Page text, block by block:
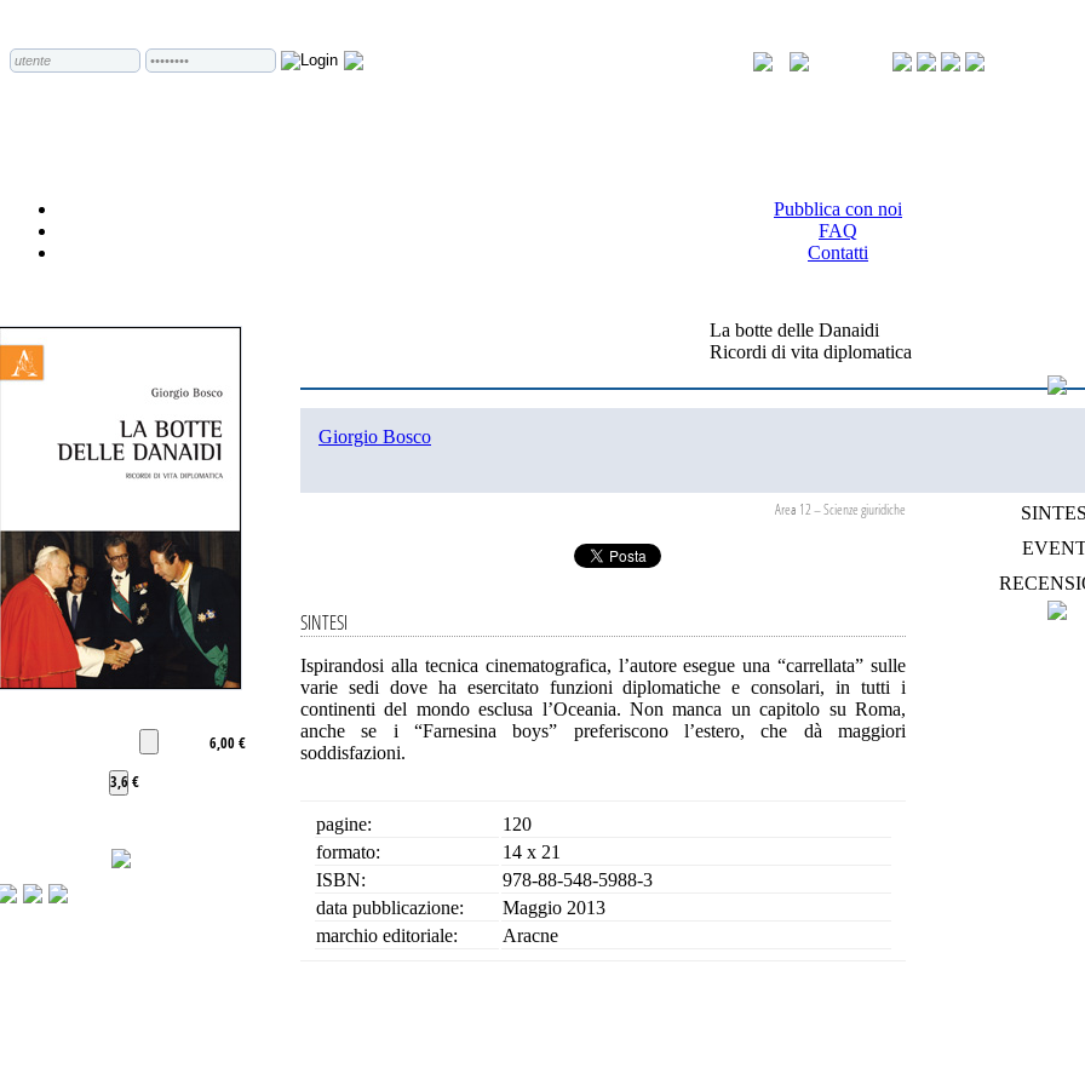
Pubblica con noi
FAQ
Contatti
La botte delle Danaidi
Ricordi di vita diplomatica
6,00 €
3,6 €
Giorgio Bosco
Area 12 – Scienze giuridiche
SINTESI
Ispirandosi alla tecnica cinematografica, l’autore esegue una “carrellata” sulle
varie sedi dove ha esercitato funzioni diplomatiche e consolari, in tutti i
continenti del mondo esclusa l’Oceania. Non manca un capitolo su Roma,
anche se i “Farnesina boys” preferiscono l’estero, che dà maggiori
soddisfazioni.
pagine:
120
formato:
14 x 21
ISBN:
978-88-548-5988-3
data pubblicazione:
Maggio 2013
marchio editoriale:
Aracne